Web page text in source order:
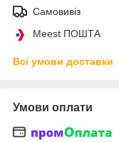
Самовивіз
Meest ПОШТА
Всі умови доставки
Умови оплати